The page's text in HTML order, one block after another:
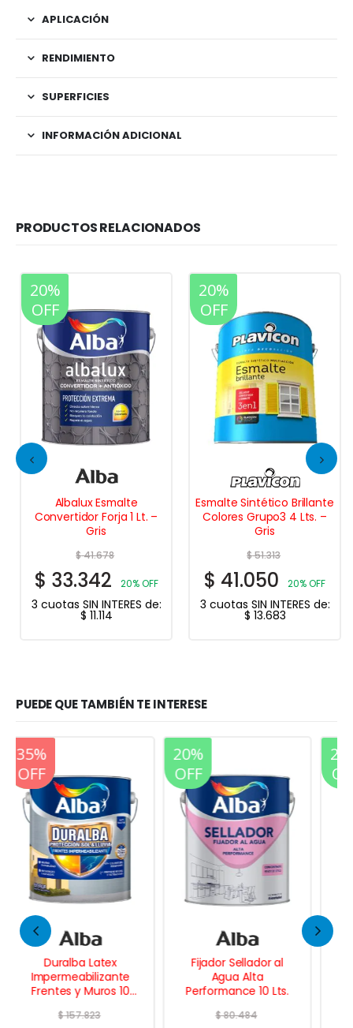
APLICACIÓN
RENDIMIENTO
SUPERFICIES
INFORMACIÓN ADICIONAL
PRODUCTOS RELACIONADOS
20%
OFF
Albalux Esmalte
Convertidor Forja 1 Lt. –
Gris
$41.678
$ 33.342 20% OFF
3 cuotas SIN INTERES de:
$ 11.114
20%
OFF
Esmalte Sintético Brillante
Colores Grupo3 4 Lts. –
Gris
$51.313
$ 41.050 20% OFF
3 cuotas SIN INTERES de:
$ 13.683
PUEDE QUE TAMBIÉN TE INTERESE
20%
OFF
Fijador Sellador al
Agua Alta
Performance 10 Lts.
$80.484
20%
OFF
Cielos Rasos Pintura
Latex Antihongo 20
Lts.
$162.367